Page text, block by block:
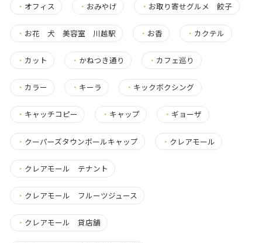
・ オフィス ・ おみやげ ・ お取り寄せグルメ 餃子
・ お花 犬 美容室 川越駅 ・ お香 ・ カクテル
・ カット ・ かねつき通り ・ カフェ巡り
・ カラー ・ キーラ ・ キックボクシング
・ キャッチコピー ・ キャップ ・ ギョーザ
・ クーパーズタウンボールキャップ ・ クレアモール
・ クレアモール テナント
・ クレアモール フルーツジュース
・ クレアモール 貸店舗